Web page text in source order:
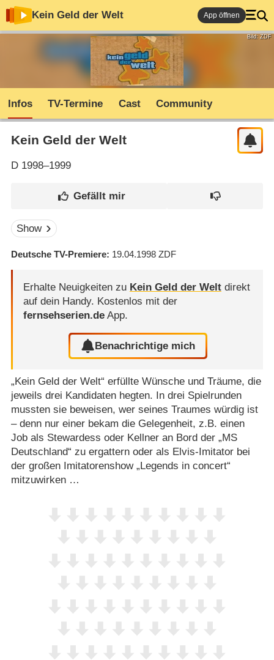
Kein Geld der Welt App öffnen
Bild: ZDF
Infos TV-Termine Cast Community
Kein Geld der Welt
D1998–1999
Show
Deutsche TV-Premiere 19.04.1998 ZDF
Erhalte Neuigkeiten zu Kein Geld der Weltdirekt
auf dein Handy. Kostenlos mit der
fernsehserien.deApp.
Benachrichtige mich
„Kein Geld der Welt“ erfüllte Wünsche und Träume, die
jeweils drei Kandidaten hegten. In drei Spielrunden
mussten sie beweisen, wer seines Traumes würdig ist
– denn nur einer bekam die Gelegenheit, z.B. einen
Job als Stewardess oder Kellner an Bord der „MS
Deutschland“ zu ergattern oder als Elvis-Imitator bei
der großen Imitatorenshow „Legends in concert“
mitzuwirken …